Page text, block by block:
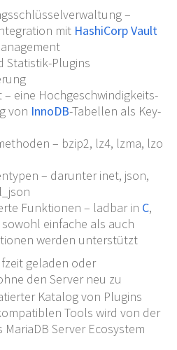
–
mit HashiCorp Vault
Statistik-Plugins
– eine Hochgeschwindigkeits-
von InnoDB-Tabellen als Key-
– bzip2, lz4, lzma, lzo
– darunter inet, json,
Funktionen – ladbar in C,
sowohl einfache als auch
werden unterstützt
geladen oder
den Server neu zu
Katalog von Plugins
Tools wird von der
Server Ecosystem